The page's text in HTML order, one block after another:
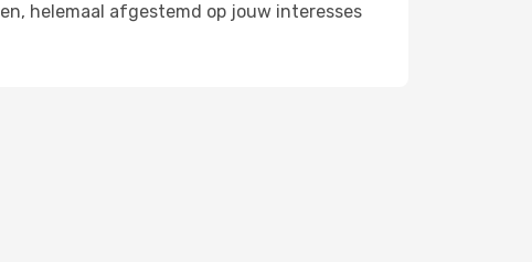
helemaal afgestemd op jouw interesses